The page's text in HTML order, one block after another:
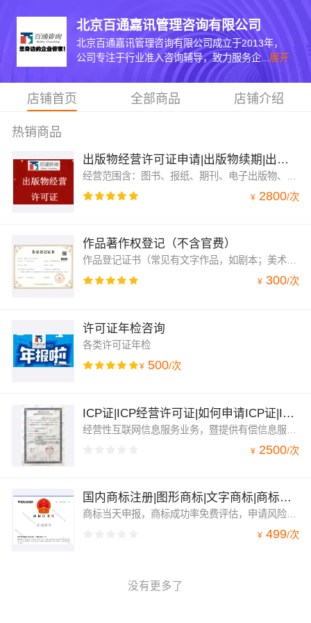
北京百通嘉讯管理咨询有限公司
北京百通嘉讯管理咨询有限公司成立于2013年，
公司专注于行业准入咨询辅导，致力服务企... 展开
店铺首页 全部商品 店铺介绍
热销商品
出版物经营许可证申请|出版物续期|出版物年检
¥ 2800/次
作品著作权登记（不含官费）
作品登记证书（常见有文字作品，如剧本；美术作品，如动漫图图片、海报；摄制作品，如表情包、flash动漫、微短剧等；音乐作品等等
¥ 300/次
许可证年检咨询
各类许可证年检
¥ 500/次
ICP证|ICP经营许可证|如何申请ICP证|ICP证申请条件
经营性互联网信息服务业务，暨提供有偿信息服务，免费的网站有非经营性ICP备案即可。
¥ 2500/次
国内商标注册|图形商标|文字商标|商标免费评估
商标当天申报，商标成功率免费评估，申请风险提前告知，没有保拿商标证的说法，近10年知识产权成功服务团队，为您把风险降到较低水平。
¥ 499/次
没有更多了